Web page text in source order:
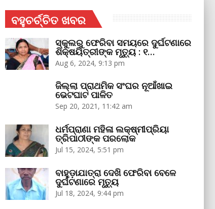
ବହୁଚର୍ଚ୍ଚିତ ଖବର
ସ୍କୁଲରୁ ଫେରିବା ସମୟରେ ଦୁର୍ଘଟଣାରେ
ଶିକ୍ଷୟିତ୍ରୀଙ୍କ ମୃତ୍ୟୁ : ୧…
Aug 6, 2024, 9:13 pm
ଜିଲ୍ଲା ପ୍ରାଥମିକ ସଂଘର ନୂଆଁଖାଇ
ଭେଟଘାଟ ପାଳିତ
Sep 20, 2021, 11:42 am
ଧର୍ମପ୍ରାଣା ମହିଳା ଲକ୍ଷ୍ମୀପ୍ରିୟା
ତ୍ରିପାଠୀଙ୍କ ପରଲୋକ
Jul 15, 2024, 5:51 pm
ବାହୁଡ଼ାଯାତ୍ରା ଦେଖି ଫେରିବା ବେଳେ
ଦୁର୍ଘଟଣାରେ ମୃତ୍ୟୁ
Jul 18, 2024, 9:44 pm